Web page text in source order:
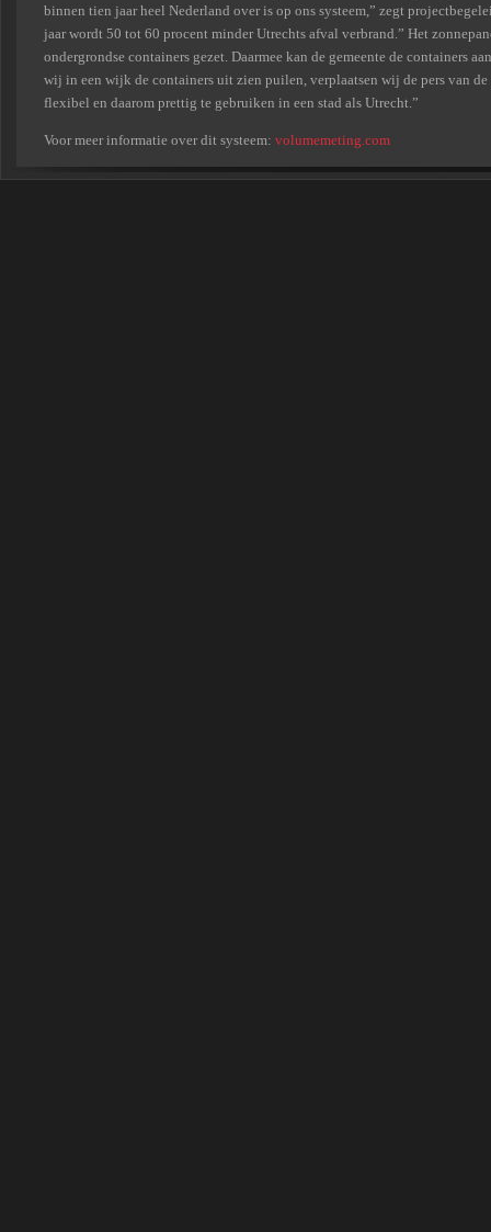
binnen tien jaar heel Nederland over is op ons systeem,” zegt
jaar wordt 50 tot 60 procent minder Utrechts afval verbrand.” Het
ondergrondse containers gezet. Daarmee kan de gemeente de containers
wij in een wijk de containers uit zien puilen, verplaatsen wij de pers van de
flexibel en daarom prettig te gebruiken in een stad als Utrecht.”
Voor meer informatie over dit systeem: volumemeting.com